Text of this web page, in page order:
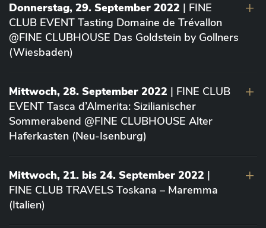
Donnerstag, 29. September 2022 | FINE
CLUB EVENT Tasting Domaine de Trévallon
@FINE CLUBHOUSE Das Goldstein by Gollners
(Wiesbaden)
Mittwoch, 28. September 2022 | FINE CLUB
EVENT Tasca d’Almerita: Sizilianischer
Sommerabend @FINE CLUBHOUSE Alter
Haferkasten (Neu-Isenburg)
Mittwoch, 21. bis 24. September 2022 |
FINE CLUB TRAVELS Toskana – Maremma
(Italien)